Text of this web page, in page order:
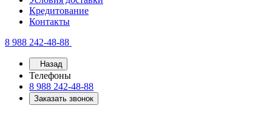
Кредитование
Контакты
8 988 242-48-88
Назад
Телефоны
8 988 242-48-88
Заказать звонок